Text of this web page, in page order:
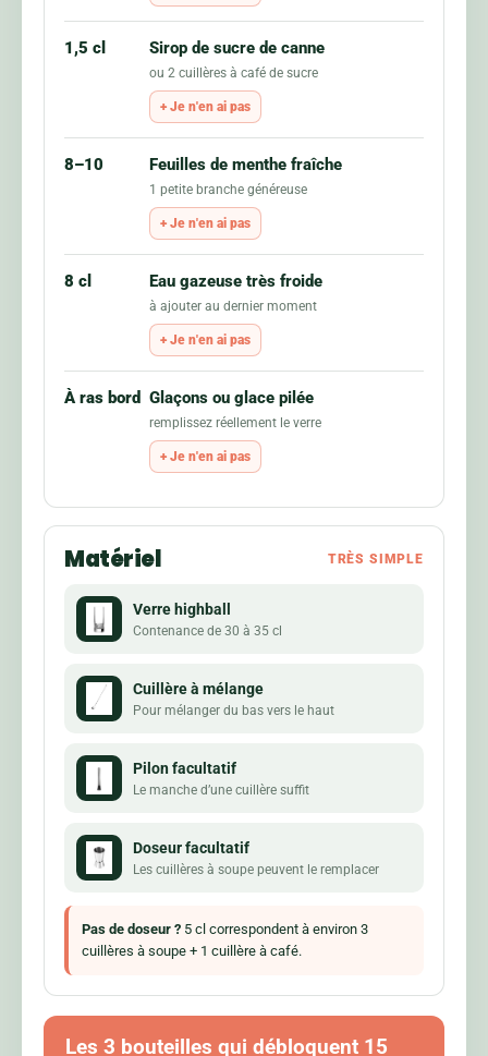
1,5 cl Sirop de sucre de canne
ou 2 cuillères à café de sucre
Je n'en ai pas
8–10 Feuilles de menthe fraîche
1 petite branche généreuse
Je n'en ai pas
8 cl Eau gazeuse très froide
à ajouter au dernier moment
Je n'en ai pas
À ras bord Glaçons ou glace pilée
remplissez réellement le verre
Je n'en ai pas
Matériel TRÈS SIMPLE
Verre highball
Contenance de 30 à 35 cl
Cuillère à mélange
Pour mélanger du bas vers le haut
Pilon facultatif
Le manche d’une cuillère suffit
Doseur facultatif
Les cuillères à soupe peuvent le remplacer
Pas de doseur ? 5 cl correspondent à environ 3
cuillères à soupe + 1 cuillère à café.
Les 3 bouteilles qui débloquent 15